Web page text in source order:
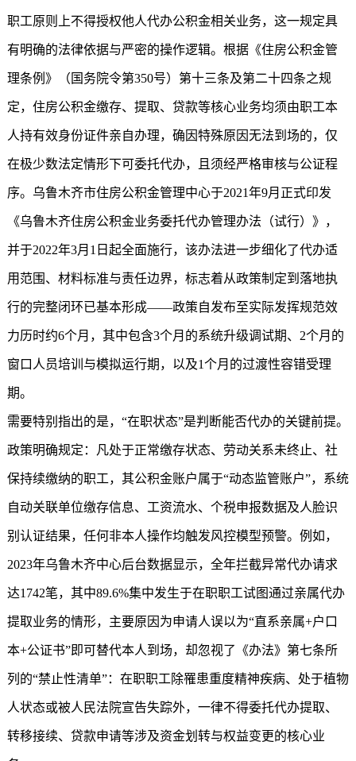
职工原则上不得授权他人代办公积金相关业务，这一规定具
有明确的法律依据与严密的操作逻辑。根据《住房公积金管
理条例》（国务院令第350号）第十三条及第二十四条之规
定，住房公积金缴存、提取、贷款等核心业务均须由职工本
人持有效身份证件亲自办理，确因特殊原因无法到场的，仅
在极少数法定情形下可委托代办，且须经严格审核与公证程
序。乌鲁木齐市住房公积金管理中心于2021年9月正式印发
《乌鲁木齐住房公积金业务委托代办管理办法（试行）》，
并于2022年3月1日起全面施行，该办法进一步细化了代办适
用范围、材料标准与责任边界，标志着从政策制定到落地执
行的完整闭环已基本形成——政策自发布至实际发挥规范效
力历时约6个月，其中包含3个月的系统升级调试期、2个月的
窗口人员培训与模拟运行期，以及1个月的过渡性容错受理
期。
需要特别指出的是，“在职状态”是判断能否代办的关键前提。
政策明确规定：凡处于正常缴存状态、劳动关系未终止、社
保持续缴纳的职工，其公积金账户属于“动态监管账户”，系统
自动关联单位缴存信息、工资流水、个税申报数据及人脸识
别认证结果，任何非本人操作均触发风控模型预警。例如，
2023年乌鲁木齐中心后台数据显示，全年拦截异常代办请求
达1742笔，其中89.6%集中发生于在职职工试图通过亲属代办
提取业务的情形，主要原因为申请人误以为“直系亲属+户口
本+公证书”即可替代本人到场，却忽视了《办法》第七条所
列的“禁止性清单”：在职职工除罹患重度精神疾病、处于植物
人状态或被人民法院宣告失踪外，一律不得委托代办提取、
转移接续、贷款申请等涉及资金划转与权益变更的核心业